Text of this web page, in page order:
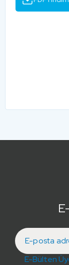
E-Bülten